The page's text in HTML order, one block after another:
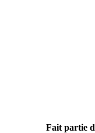
Fait partie